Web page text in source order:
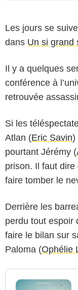
Les jours se
dans Un si grand
Il y a quelques
conférence à
retrouvée
Si les
Atlan (Eric Savin)
pourtant Jérémy (
prison. Il faut
faire tomber le
Derrière les
perdu tout espoir
faire le bilan sur
Paloma (Ophélie